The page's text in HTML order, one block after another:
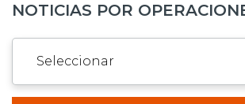
NOTICIAS POR